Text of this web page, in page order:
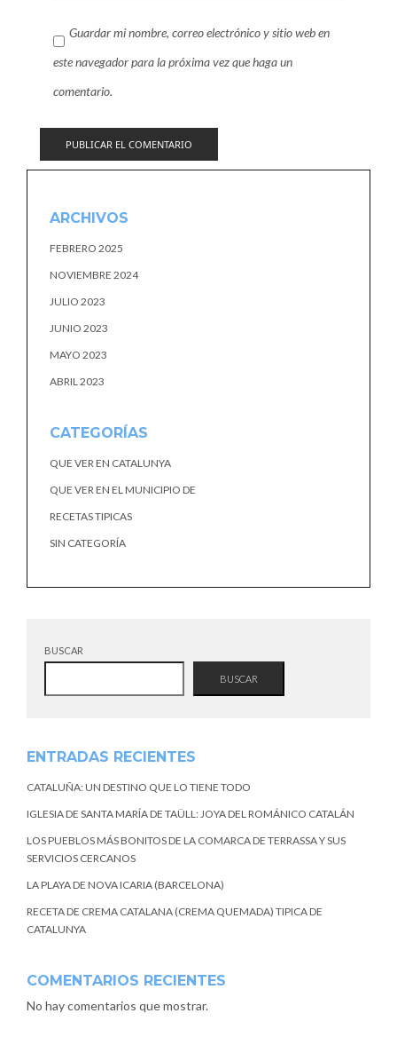
Guardar mi nombre, correo electrónico y sitio web en
este navegador para la próxima vez que haga un
comentario.
ARCHIVOS
FEBRERO 2025
NOVIEMBRE 2024
JULIO 2023
JUNIO 2023
MAYO 2023
ABRIL 2023
CATEGORÍAS
QUE VER EN CATALUNYA
QUE VER EN EL MUNICIPIO DE
RECETAS TIPICAS
SIN CATEGORÍA
BUSCAR
BUSCAR
ENTRADAS RECIENTES
CATALUÑA: UN DESTINO QUE LO TIENE TODO
IGLESIA DE SANTA MARÍA DE TAÜLL: JOYA DEL ROMÁNICO CATALÁN
LOS PUEBLOS MÁS BONITOS DE LA COMARCA DE TERRASSA Y SUS
SERVICIOS CERCANOS
LA PLAYA DE NOVA ICARIA (BARCELONA)
RECETA DE CREMA CATALANA (CREMA QUEMADA) TIPICA DE
CATALUNYA
COMENTARIOS RECIENTES
No hay comentarios que mostrar.